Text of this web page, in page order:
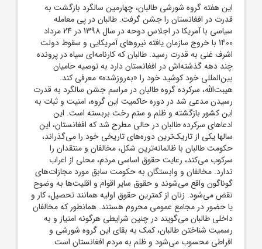
این هفته گروه شورشی طالبان، چهارمین سالگرد بازگشت به
قدرت در افغانستان را جشن گرفت. طالبان در پی معامله
سیاسی با آمریکا در اجلاس دوحه در سال 1398 در 24 مرداد
1400 با خروج سازمان یافته نیروهای آمریکایی و سقوط دولت
اشرف غنی به قدرت رسید. طالبان که کارنامه‌ای سیاه در پرونده
چند دهه گذشته‌اش در افغانستان دارد به توصیه حامیان
بین‌المللی خود کوشید خود را «به‌روزشده» معرفی کند.
هیبت‌الله، سرکرده گروه طالبان در مراسم جشن سالگرد به قدرت
رسیدن مدعی شد در دوره حاکمیت این گروه، امنیت و ثبات به
این کشور بازگشته و ظلم و ستم رخت بربسته است. این
ادعاهای سرکرده طالبان در حالی مطرح شد که افغانستان، این
سالها یکی از تاریک‌ترین دوره‌های تاریخی خود را می‌گذراند،
حکومت طالبان با ظالمانه‌ترین شکل، مخالفان و منتقدان را
سرکوب می‌کند، رعایت حقوق اساسی مردم، محلی از اعراب
ندارد. مخالفان و وابستگان به حکومت سابق مورد مجازات‌های
گوناگون واقع می‌شوند و حقوق سایر اقوام و اقلیت‌ها به وضوح
نقض می‌شود. زنان از کمترین حقوق اولیه همانند تحصیل، کار و
یا حضور در مجامع عمومی محروم هستند. همانطور که مخالفان
داخلی طالبان می‌گویند در چنین شرایطی هرگونه امتیاز و به
رسمیت شناختن طالبان، کمک به بقای این گروه شورشی و
افراطی محسوب می‌شود و ظلم به مردم افغانستان است.